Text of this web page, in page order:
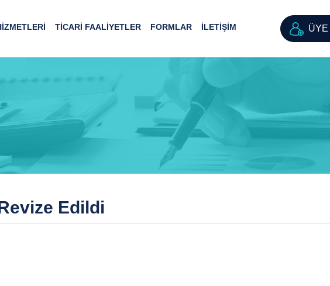
TİCARİ FAALİYETLER FORMLAR İLETİŞİM ÜYE
Edildi